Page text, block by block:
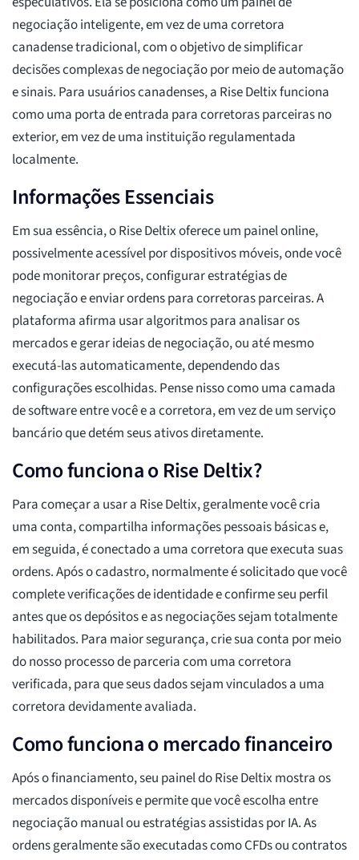
negociação inteligente, em vez de uma corretora
canadense tradicional, com o objetivo de simplificar
decisões complexas de negociação por meio de automação
e sinais. Para usuários canadenses, a Rise Deltix funciona
como uma porta de entrada para corretoras parceiras no
exterior, em vez de uma instituição regulamentada
localmente.
Informações Essenciais
Em sua essência, o Rise Deltix oferece um painel online,
possivelmente acessível por dispositivos móveis, onde você
pode monitorar preços, configurar estratégias de
negociação e enviar ordens para corretoras parceiras. A
plataforma afirma usar algoritmos para analisar os
mercados e gerar ideias de negociação, ou até mesmo
executá-las automaticamente, dependendo das
configurações escolhidas. Pense nisso como uma camada
de software entre você e a corretora, em vez de um serviço
bancário que detém seus ativos diretamente.
Como funciona o Rise Deltix?
Para começar a usar a Rise Deltix, geralmente você cria
uma conta, compartilha informações pessoais básicas e,
em seguida, é conectado a uma corretora que executa suas
ordens. Após o cadastro, normalmente é solicitado que você
complete verificações de identidade e confirme seu perfil
antes que os depósitos e as negociações sejam totalmente
habilitados. Para maior segurança, crie sua conta por meio
do nosso processo de parceria com uma corretora
verificada, para que seus dados sejam vinculados a uma
corretora devidamente avaliada.
Como funciona o mercado financeiro
Após o financiamento, seu painel do Rise Deltix mostra os
mercados disponíveis e permite que você escolha entre
negociação manual ou estratégias assistidas por IA. As
ordens geralmente são executadas como CFDs ou contratos